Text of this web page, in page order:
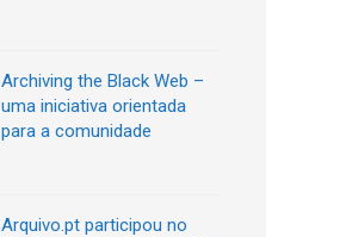
Archiving the Black Web –
uma iniciativa orientada
para a comunidade
Arquivo.pt participou no